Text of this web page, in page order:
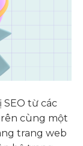
từ các
cùng một
trang web